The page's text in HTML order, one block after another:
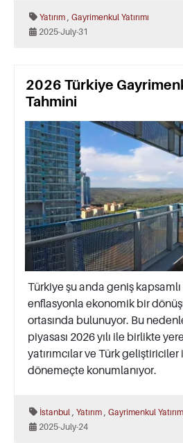
Yatırım Gayrimenkul Yatırımı
2025-July-31
2026 Türkiye
Tahmini
Türkiye şu anda geniş
enflasyonla ekonomik bir
ortasında bulunuyor. Bu
piyasası 2026 yılı ile birlikte
yatırımcılar ve Türk
dönemeçte konumlanıyor.
İstanbul Yatırım Gayrimenkul
2025-July-24